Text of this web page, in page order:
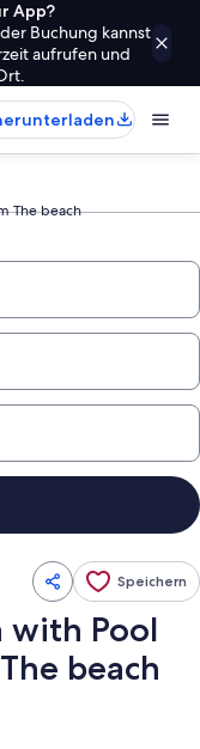
App?
Buchung kannst
aufrufen und
The beach
Speichern
with Pool
beach